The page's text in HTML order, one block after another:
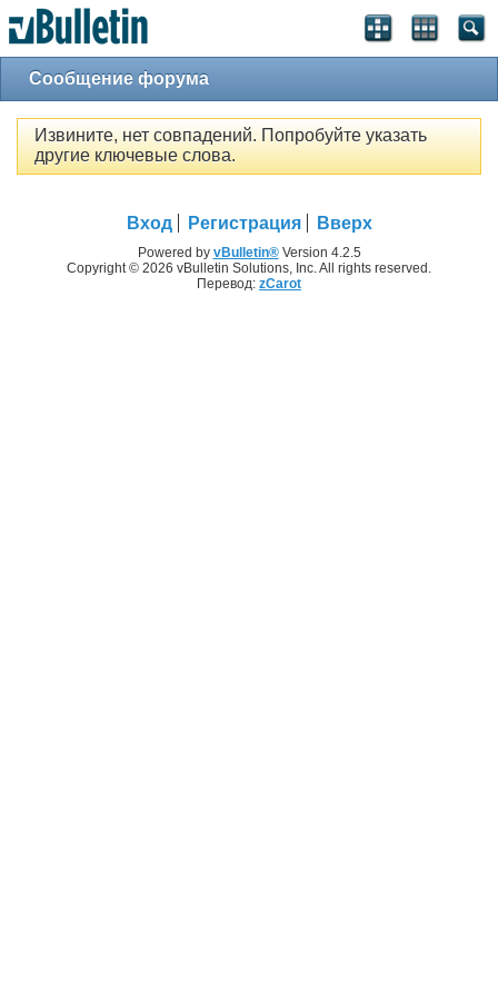
Сообщение форума
Извините, нет совпадений. Попробуйте указать
другие ключевые слова.
Вход Регистрация Вверх
Powered by vBulletin®Version 4.2.5
Copyright © 2026 vBulletin Solutions, Inc. All rights reserved.
Перевод: zCarot